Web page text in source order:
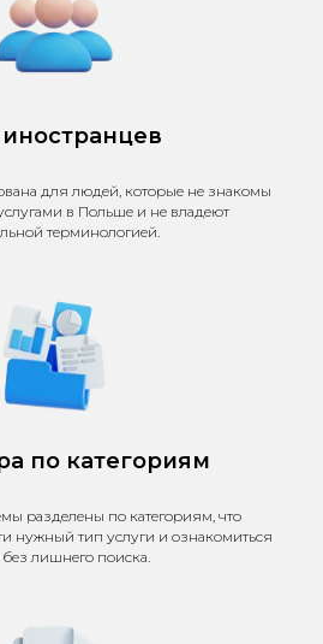
для людей, которые не знакомы
в Польше и не владеют
терминологией.
по категориям
разделены по категориям, что
нужный тип услуги и ознакомиться
лишнего поиска.